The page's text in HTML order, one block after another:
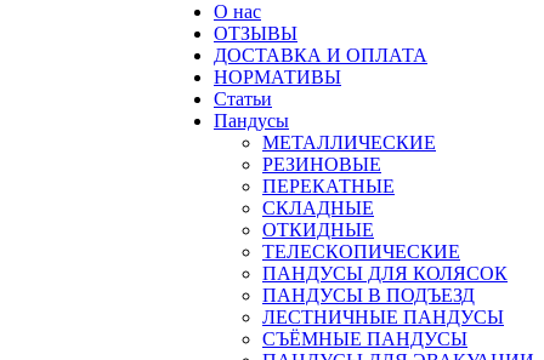
О нас
ОТЗЫВЫ
ДОСТАВКА И ОПЛАТА
НОРМАТИВЫ
Статьи
Пандусы
МЕТАЛЛИЧЕСКИЕ
РЕЗИНОВЫЕ
ПЕРЕКАТНЫЕ
СКЛАДНЫЕ
ОТКИДНЫЕ
ТЕЛЕСКОПИЧЕСКИЕ
ПАНДУСЫ ДЛЯ КОЛЯСОК
ПАНДУСЫ В ПОДЪЕЗД
ЛЕСТНИЧНЫЕ ПАНДУСЫ
CЪЁМНЫЕ ПАНДУСЫ